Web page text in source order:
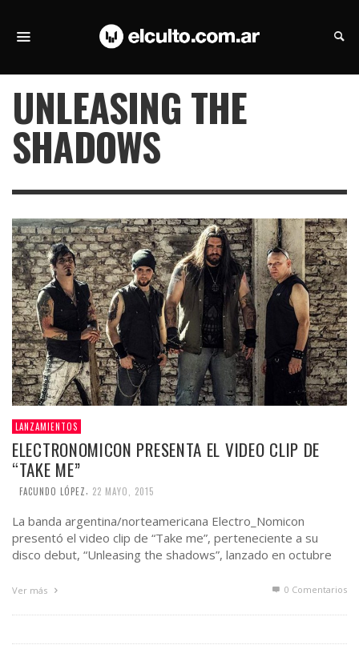
UNLEASING THE
SHADOWS
LANZAMIENTOS
ELECTRONOMICON PRESENTA EL VIDEO CLIP DE
“TAKE ME”
FACUNDO LÓPEZ 22 MAYO, 2015
La banda argentina/norteamericana Electro_Nomicon
presentó el video clip de “Take me”, perteneciente a su
disco debut, “Unleasing the shadows”, lanzado en octubre
Ver más 0 Comentarios